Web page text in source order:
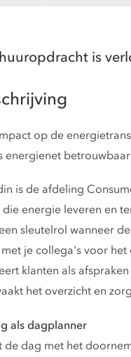
is
op de
energienet
is de afdeling
die energie leveren en
sleutelrol wanneer
je collega's voor
klanten als
het overzicht en
als dagplanner
de dag met het